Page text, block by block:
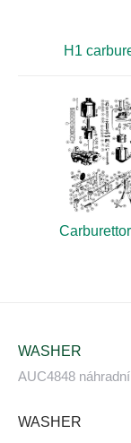
H1
WASHER
AUC4848
WASHER